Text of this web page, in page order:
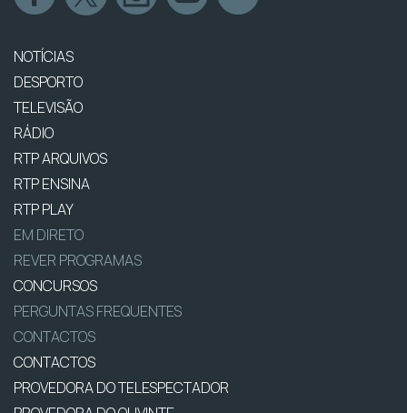
NOTÍCIAS
DESPORTO
TELEVISÃO
RÁDIO
RTP ARQUIVOS
RTP ENSINA
RTP PLAY
EM DIRETO
REVER PROGRAMAS
CONCURSOS
PERGUNTAS FREQUENTES
CONTACTOS
CONTACTOS
PROVEDORA DO TELESPECTADOR